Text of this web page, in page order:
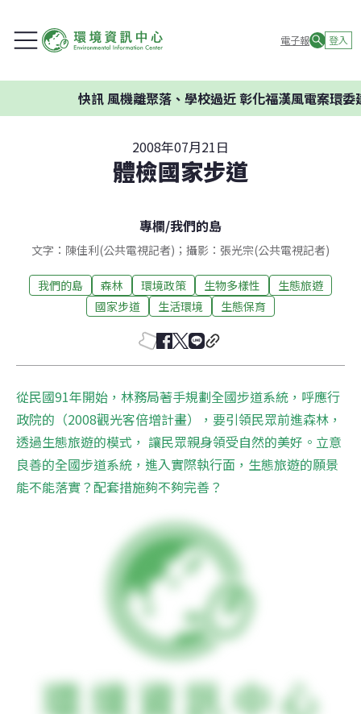
電子報 登入
風機離聚落、學校過近 彰化福漢風電案環委建議不應
2008年07月21日
體檢國家步道
專欄/我們的島
文字：陳佳利(公共電視記者)；攝影：張光宗(公共電視記者)
我們的島 森林 環境政策 生物多樣性
生態旅遊
國家步道
生活環境 生態保育
從民國91年開始，林務局著手規劃全國步道系統，呼應行
政院的（2008觀光客倍增計畫），要引領民眾前進森林，
透過生態旅遊的模式， 讓民眾親身領受自然的美好。立意
良善的全國步道系統，進入實際執行面，生態旅遊的願景
能不能落實？配套措施夠不夠完善？